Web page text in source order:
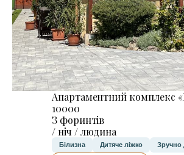
Апартаментний комплекс
10000
З форинтів
/ ніч / людина
Білизна Дитяче ліжко Зручно